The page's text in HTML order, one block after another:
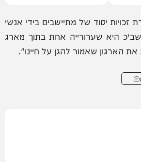
יסוד של מתיישבים בידי אנשי
היא שערורייה אחת בתוך מארג
הארגון שאמור להגן על חיינו".